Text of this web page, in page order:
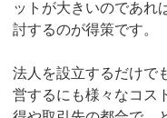
ットが大きいのであれ
討するのが得策です。
法人を設立するだけで
営するにも様々なコス